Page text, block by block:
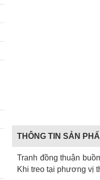
THÔNG TIN SẢN
Tranh đồng thuận
Khi treo tại phương vị